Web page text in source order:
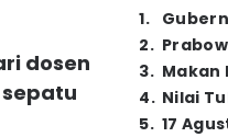
dosen
1.
2.
3. Makan
4. Nilai
5. 17